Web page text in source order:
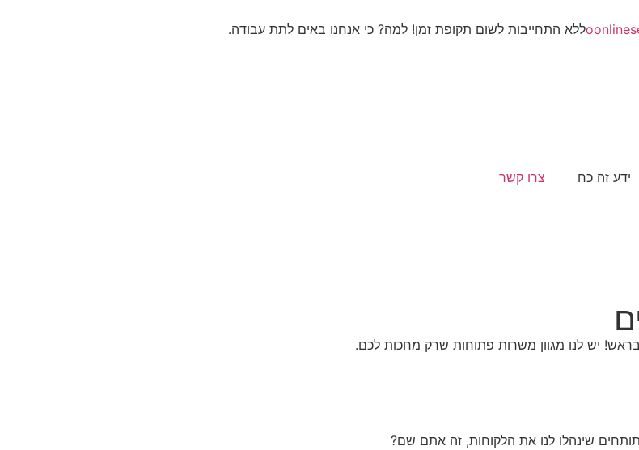
ללא התחייבות לשום תקופת זמן! למה? כי אנחנו באים לתת עבודה.
ידע זה כח צרו קשר